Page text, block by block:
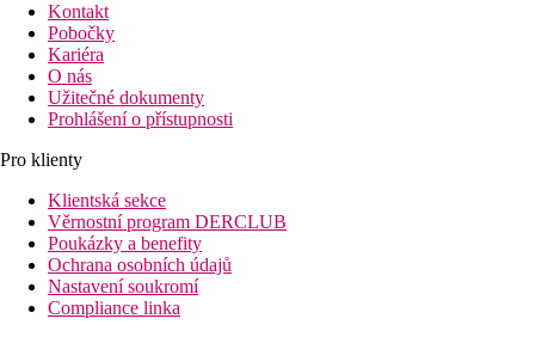
Kontakt
Pobočky
Kariéra
O nás
Užitečné dokumenty
Prohlášení o přístupnosti
Pro klienty
Klientská sekce
Věrnostní program DERCLUB
Poukázky a benefity
Ochrana osobních údajů
Nastavení soukromí
Compliance linka